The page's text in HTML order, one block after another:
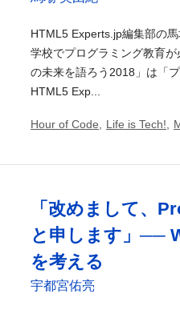
HTML5 Experts.jp編集部の
学校でプログラミング教育
の未来を語ろう2018」は「
HTML5 Exp...
Hour of Code Life is Tech!
「改めまして、
と申します」──
を考える
宇都宮佑亮